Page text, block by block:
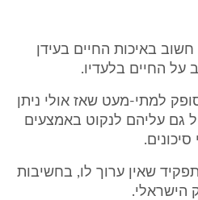
באיכות החיים בעידן
על החיים בלעדיו.
למתי-מעט שאז אולי ניתן
גם עליהם לנקוט באמצעים
שאין ערוך לו, בחשיבות
הישראלי.